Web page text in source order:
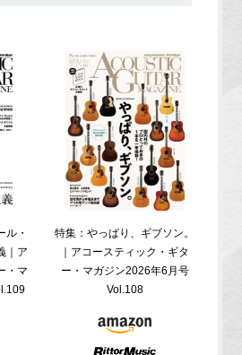
ル・
｜ア
・マ
特集：やっぱり、ギブソン。
｜アコースティック・ギタ
ー・マガジン2026年6月号
Vol.108